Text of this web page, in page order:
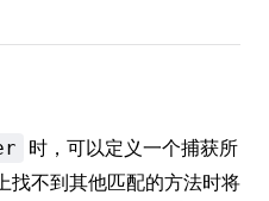
时，可以定义一个捕获所
找不到其他匹配的方法时将